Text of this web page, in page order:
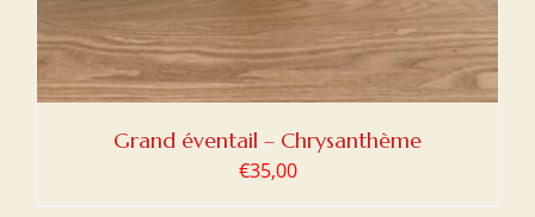
Grand éventail – Chrysanthème
€35,00